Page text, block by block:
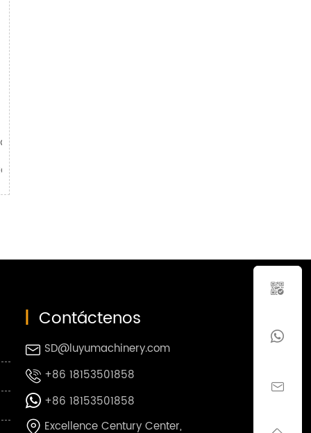
| Contáctenos
 SD@luyumachinery.com
 +86 18153501858
 +86 18153501858
 Excellence Century Center,


